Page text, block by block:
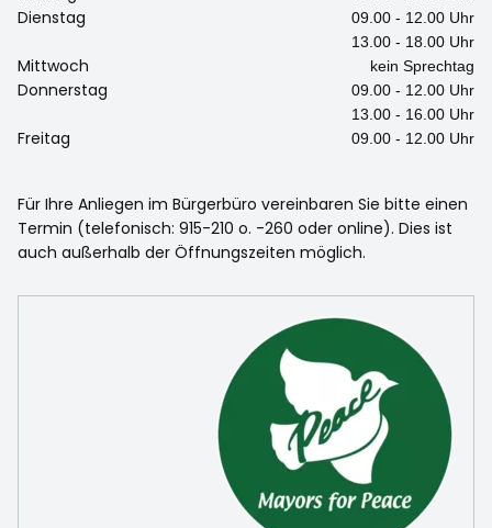
Dienstag
09.00 - 12.00 Uhr
13.00 - 18.00 Uhr
Mittwoch kein Sprechtag
Donnerstag
09.00 - 12.00 Uhr
13.00 - 16.00 Uhr
Freitag 09.00 - 12.00 Uhr
Für Ihre Anliegen im Bürgerbüro vereinbaren Sie bitte einen
Termin (telefonisch: 915-210 o. -260 oder online). Dies ist
auch außerhalb der Öffnungszeiten möglich.